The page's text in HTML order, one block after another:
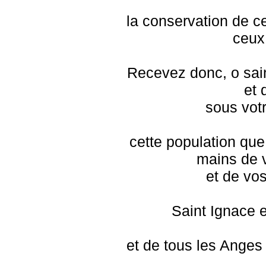
la conservation de
Recevez donc, o
et
sous
cette population
mains de
et de
Saint Ignace
et de tous les